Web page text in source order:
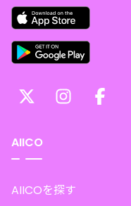
AIICO
AIICOを探す